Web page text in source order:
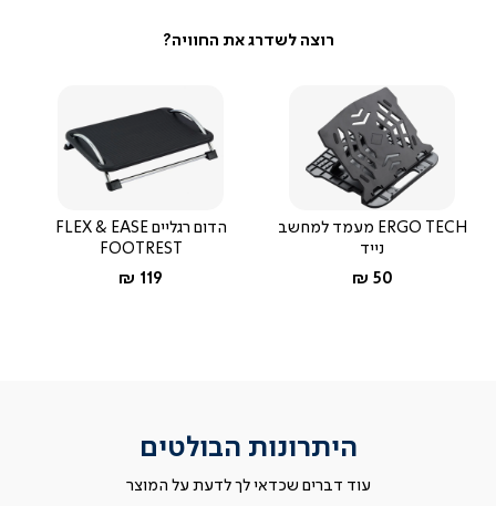
ERGO TECH מעמד למחשב
נייד
החל מ-
50 ₪
הדום רגליים FLEX & EASE
FOOTREST
החל מ-
119 ₪
היתרונות הבולטים
עוד דברים שכדאי לך לדעת על המוצר